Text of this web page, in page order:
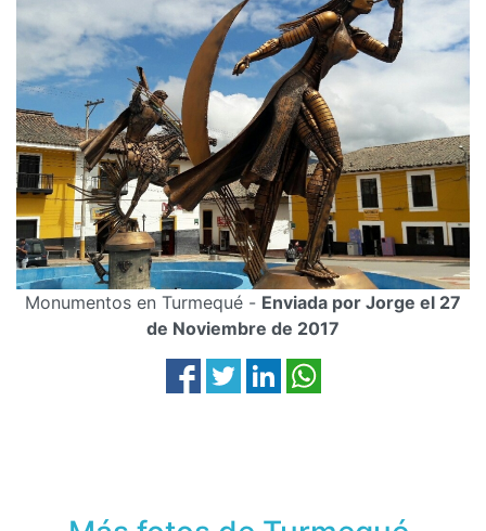
Monumentos en Turmequé - Enviada por Jorge el 27
de Noviembre de 2017